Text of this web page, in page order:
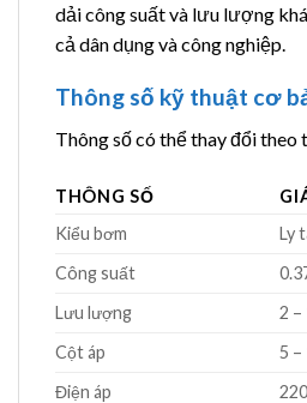
dải công suất và lưu lượng
cả dân dụng và công nghiệp.
Thông số kỹ thuật cơ
Thông số có thể thay đổi theo
THÔNG SỐ
Kiểu bơm
Ly
Công suất
Lưu lượng
2 –
Cột áp
5 –
Điện áp